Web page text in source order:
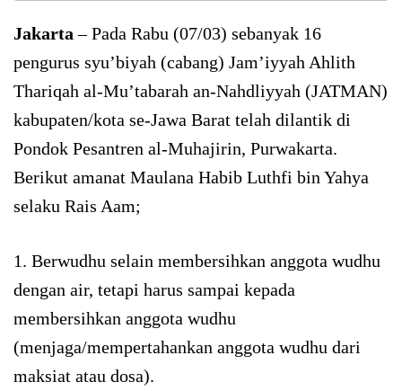
Jakarta – Pada Rabu (07/03) sebanyak 16
pengurus syu’biyah (cabang) Jam’iyyah Ahlith
Thariqah al-Mu’tabarah an-Nahdliyyah (JATMAN)
kabupaten/kota se-Jawa Barat telah dilantik di
Pondok Pesantren al-Muhajirin, Purwakarta.
Berikut amanat Maulana Habib Luthfi bin Yahya
selaku Rais Aam;
1. Berwudhu selain membersihkan anggota wudhu
dengan air, tetapi harus sampai kepada
membersihkan anggota wudhu
(menjaga/mempertahankan anggota wudhu dari
maksiat atau dosa).